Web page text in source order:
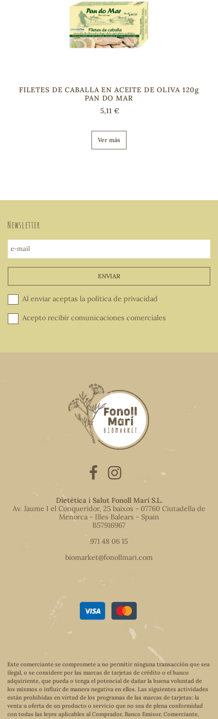
FILETES DE CABALLA EN ACEITE DE OLIVA 120g
PAN DO MAR
5,11 €
Ver más
Newsletter
e-mail
ENVIAR
Al enviar aceptas la política de privacidad
Acepto recibir comunicaciones comerciales
Dietètica i Salut Fonoll Marí S.L.
Av. Jaume I el Conqueridor, 25 baixos - 07760 Ciutadella de
Menorca - Illes Balears - Spain
B57916967
971 48 06 15
biomarket@fonollmari.com
Este comerciante se compromete a no permitir ninguna transacción que sea
ilegal, o se considere por las marcas de tarjetas de crédito o el banco
adquiriente, que pueda o tenga el potencial de dañar la buena voluntad de
los mismos o influir de manera negativa en ellos. Las siguientes actividades
están prohibidas en virtud de los programas de las marcas de tarjetas: la
venta u oferta de un producto o servicio que no sea de plena conformidad
con todas las leyes aplicables al Comprador, Banco Emisor, Comerciante,